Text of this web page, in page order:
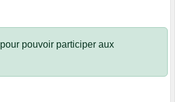
pour pouvoir participer aux